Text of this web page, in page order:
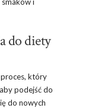
do diety
który
podejść do
do nowych